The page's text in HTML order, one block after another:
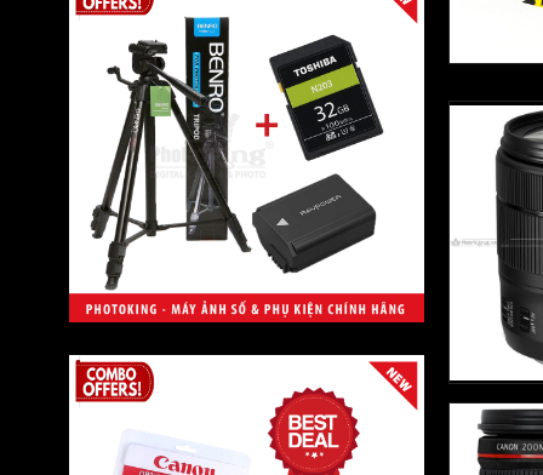
Wasabi
Fotomate
Slik
WEIFENG
Viltrox
Boya
Nissin
PhotoKing
Aerfeis
Artisan & Artist